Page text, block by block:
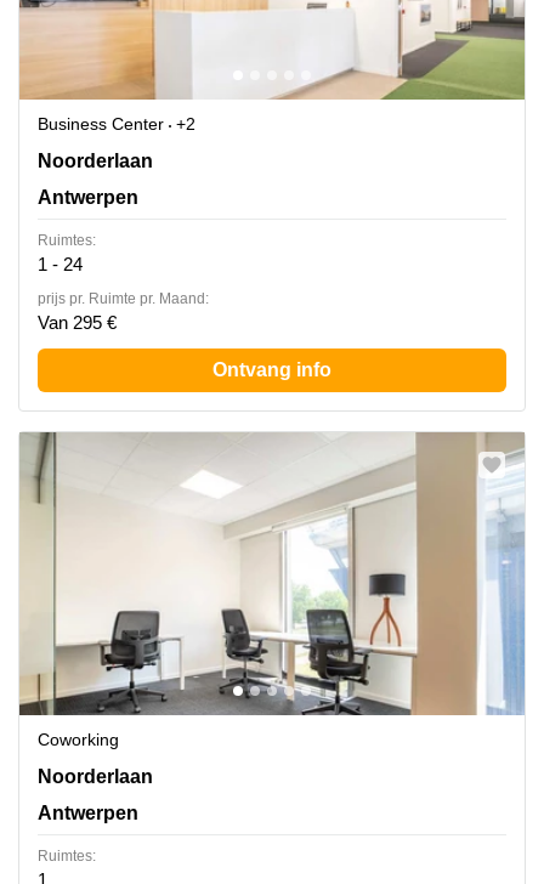
Business Center
+2
Noorderlaan 147, Antwerpen
Noorderlaan
Antwerpen
Ruimtes:
1 - 24
prijs pr. Ruimte pr. Maand:
Van 295 €
Ontvang info
Coworking
Noorderlaan 147, Antwerpen
Noorderlaan
Antwerpen
Ruimtes:
1